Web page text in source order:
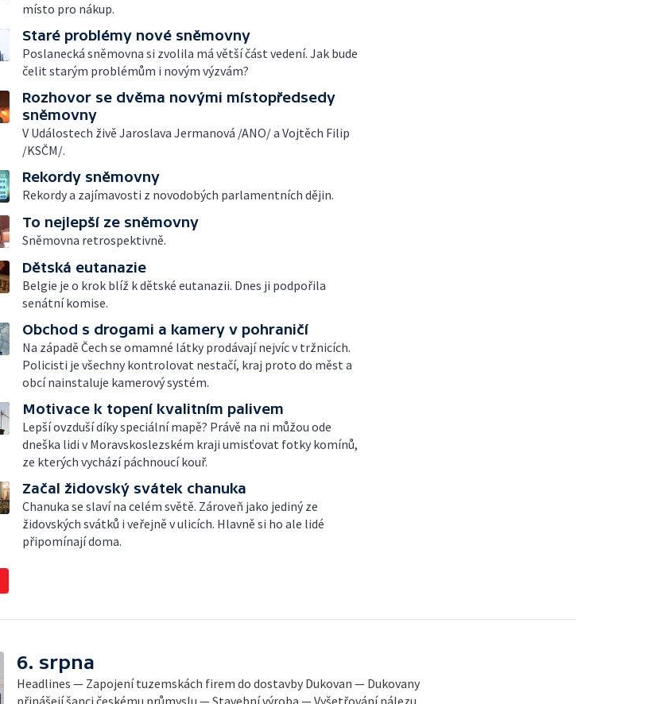
místo pro nákup.
Staré problémy nové sněmovny
Poslanecká sněmovna si zvolila má větší část vedení. Jak bude
čelit starým problémům i novým výzvám?
Rozhovor se dvěma novými místopředsedy
sněmovny
V Událostech živě Jaroslava Jermanová /ANO/ a Vojtěch Filip
/KSČM/.
Rekordy sněmovny
Rekordy a zajímavosti z novodobých parlamentních dějin.
To nejlepší ze sněmovny
Sněmovna retrospektivně.
Dětská eutanazie
Belgie je o krok blíž k dětské eutanazii. Dnes ji podpořila
senátní komise.
Obchod s drogami a kamery v pohraničí
Na západě Čech se omamné látky prodávají nejvíc v tržnicích.
Policisti je všechny kontrolovat nestačí, kraj proto do měst a
obcí nainstaluje kamerový systém.
Motivace k topení kvalitním palivem
Lepší ovzduší díky speciální mapě? Právě na ni můžou ode
dneška lidi v Moravskoslezském kraji umisťovat fotky komínů,
ze kterých vychází páchnoucí kouř.
Začal židovský svátek chanuka
Chanuka se slaví na celém světě. Zároveň jako jediný ze
židovských svátků i veřejně v ulicích. Hlavně si ho ale lidé
připomínají doma.
6. srpna
Headlines — Zapojení tuzemskách firem do dostavby Dukovan — Dukovany
přinášejí šanci českému průmyslu — Stavební výroba — Vyšetřování nálezu